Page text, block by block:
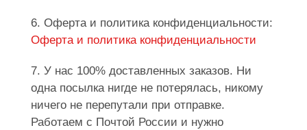
6. Оферта и политика конфиденциальности:
Оферта и политика конфиденциальности
7. У нас 100% доставленных заказов. Ни
одна посылка нигде не потерялась, никому
ничего не перепутали при отправке.
Работаем с Почтой России и нужно